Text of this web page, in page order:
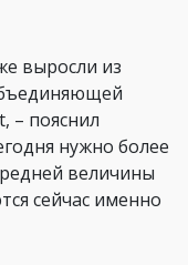
выросли из
– пояснил
нужно более
величины
сейчас именно